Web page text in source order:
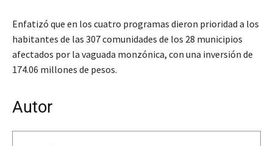
Enfatizó que en los cuatro programas dieron prioridad a los
habitantes de las 307 comunidades de los 28 municipios
afectados por la vaguada monzónica, con una inversión de
174.06 millones de pesos.
Autor